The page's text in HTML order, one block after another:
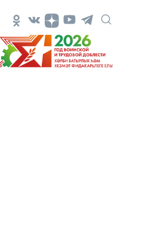
Новости Госавтоинспекции